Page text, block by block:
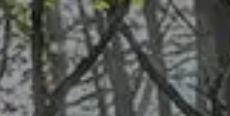
ツール
企業情報
お知らせ
お問い合わせ